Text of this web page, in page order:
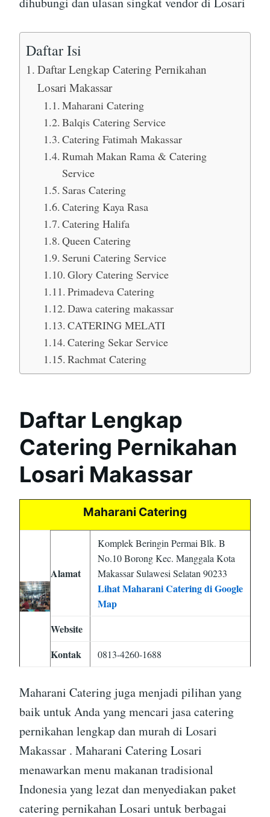
Daftar Isi
Daftar Lengkap Catering Pernikahan
Losari Makassar
Maharani Catering
Balqis Catering Service
Catering Fatimah Makassar
Rumah Makan Rama & Catering
Service
Saras Catering
Catering Kaya Rasa
Catering Halifa
Queen Catering
Seruni Catering Service
Glory Catering Service
Primadeva Catering
Dawa catering makassar
CATERING MELATI
Catering Sekar Service
Rachmat Catering
Daftar Lengkap
Catering Pernikahan
Losari Makassar
Maharani Catering
Alamat
Komplek Beringin Permai Blk. B
No.10 Borong Kec. Manggala Kota
Makassar Sulawesi Selatan 90233
Lihat Maharani Catering di Google
Map
Website
Kontak
0813-4260-1688
Maharani Catering juga menjadi pilihan yang
baik untuk Anda yang mencari jasa catering
pernikahan lengkap dan murah di Losari
Makassar . Maharani Catering Losari
menawarkan menu makanan tradisional
Indonesia yang lezat dan menyediakan paket
catering pernikahan Losari untuk berbagai